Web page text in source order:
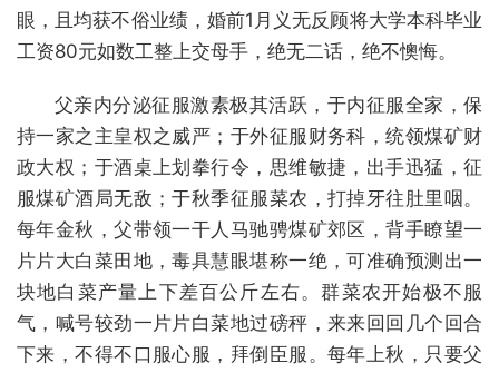
眼，且均获不俗业绩，婚前1月义无反顾将大学本科毕业
工资80元如数工整上交母手，绝无二话，绝不懊悔。
父亲内分泌征服激素极其活跃，于内征服全家，保
持一家之主皇权之威严；于外征服财务科，统领煤矿财
政大权；于酒桌上划拳行令，思维敏捷，出手迅猛，征
服煤矿酒局无敌；于秋季征服菜农，打掉牙往肚里咽。
每年金秋，父带领一干人马驰骋煤矿郊区，背手瞭望一
片片大白菜田地，毒具慧眼堪称一绝，可准确预测出一
块地白菜产量上下差百公斤左右。群菜农开始极不服
气，喊号较劲一片片白菜地过磅秤，来来回回几个回合
下来，不得不口服心服，拜倒臣服。每年上秋，只要父